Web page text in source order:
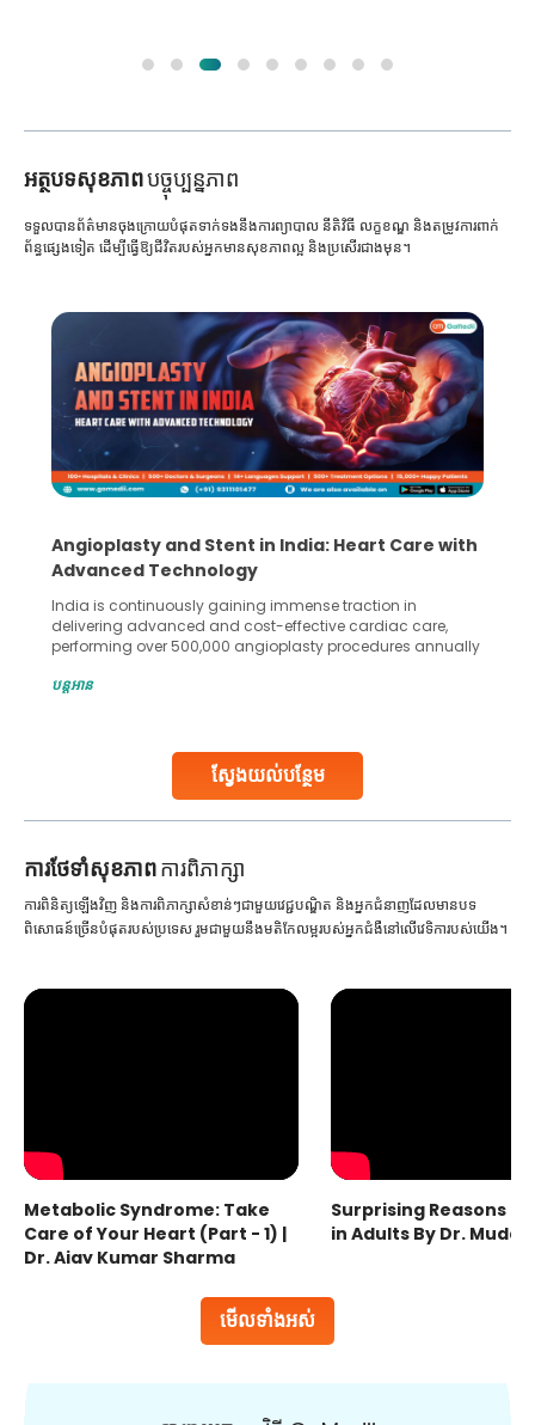
អត្ថបទសុខភាពបច្ចុប្បន្នភាព
ស្វែងយល់បន្ថែម
ទទួលបានព័ត៌មានចុងក្រោយបំផុតទាក់ទងនឹងការព្យាបាល នីតិវិធី លក្ខខណ្ឌ និងតម្រូវការពាក់
ព័ន្ធផ្សេងទៀត ដើម្បីធ្វើឱ្យជីវិតរបស់អ្នកមានសុខភាពល្អ និងប្រសើរជាងមុន។
Angioplasty and Stent in India: Heart Care with
Advanced Technology
India is continuously gaining immense traction in
delivering advanced and cost-effective cardiac care,
performing over 500,000 angioplasty procedures annually
globe are searching for treatments like angioplasty and
Studies, such as one published
បន្តអាន
ការ​ថែទាំ​សុខភាពការពិភាក្សា
មើលទាំងអស់
ការពិនិត្យឡើងវិញ និងការពិភាក្សាសំខាន់ៗជាមួយវេជ្ជបណ្ឌិត និងអ្នកជំនាញដែលមានបទ
ពិសោធន៍ច្រើនបំផុតរបស់ប្រទេស រួមជាមួយនឹងមតិកែលម្អរបស់អ្នកជំងឺនៅលើវេទិការបស់យើង។
Metabolic Syndrome: Take
Care of Your Heart (Part - 1) |
Dr. Ajay Kumar Sharma
Surprising Reasons
in Adults By Dr.